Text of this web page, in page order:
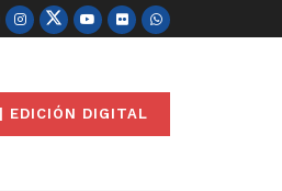
| EDICIÓN DIGITAL